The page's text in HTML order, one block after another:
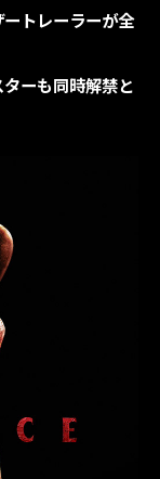
トレーラーが全
ーも同時解禁と